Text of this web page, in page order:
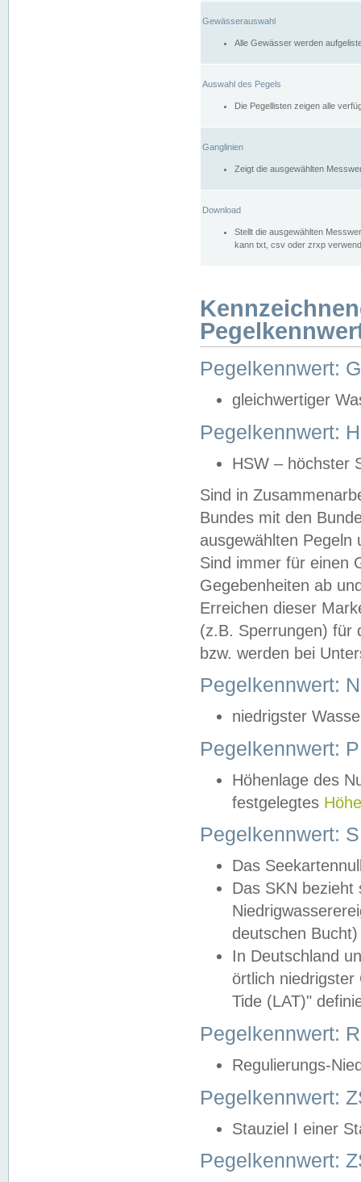
Gewässerauswahl
Alle Gewässer werden
Auswahl des Pegels
Die Pegellisten zeigen alle
Ganglinien
Zeigt die ausgewählten
Download
Stellt die ausgewählten
kann txt, csv oder zrxp
Pegelkennwert:
gleichwertiger
Pegelkennwert:
HSW – höchster
Sind in
Bundes mit den
ausgewählten
Sind immer für einen
Gegebenheiten ab
Erreichen dieser
(z.B. Sperrungen) für
bzw. werden bei
Pegelkennwert:
niedrigster
Pegelkennwert:
Höhenlage des
festgelegtes
Pegelkennwert:
Das
Das SKN
deutschen
In Deutschland
örtlich
Tide (LAT)"
Pegelkennwert:
Regulierungs-
Pegelkennwert:
Stauziel I einer
Pegelkennwert: